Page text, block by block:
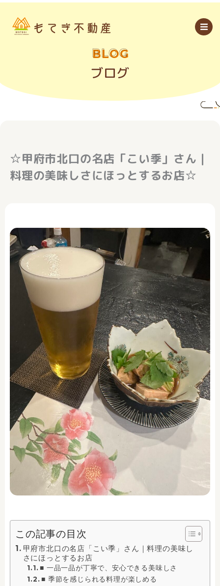
内
BLOG
ブログ
☆甲府市北口の名店「こい季」さん｜
料理の美味しさにほっとするお店☆
この記事の目次
甲府市北口の名店「こい季」さん｜料理の美味し
さにほっとするお店
■ 一品一品が丁寧で、安心できる美味しさ
■ 季節を感じられる料理が楽しめる